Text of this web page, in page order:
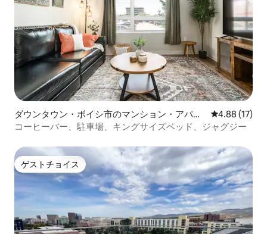
ダウンタウン・ボイシ市のマンション・アパー
ト
レビュー17
4.88 (17)
コーヒーバー、駐車場、キングサイズベッド、ジャグジー
ゲストチョイス
ゲストチョイス